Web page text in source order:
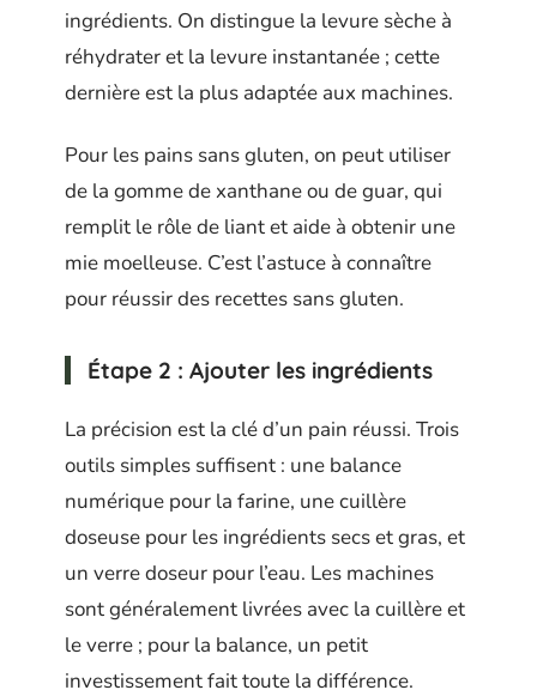
ingrédients. On distingue la levure sèche à
réhydrater et la levure instantanée ; cette
dernière est la plus adaptée aux machines.
Pour les pains sans gluten, on peut utiliser
de la gomme de xanthane ou de guar, qui
remplit le rôle de liant et aide à obtenir une
mie moelleuse. C’est l’astuce à connaître
pour réussir des recettes sans gluten.
Étape 2 : Ajouter les ingrédients
La précision est la clé d’un pain réussi. Trois
outils simples suffisent : une balance
numérique pour la farine, une cuillère
doseuse pour les ingrédients secs et gras, et
un verre doseur pour l’eau. Les machines
sont généralement livrées avec la cuillère et
le verre ; pour la balance, un petit
investissement fait toute la différence.